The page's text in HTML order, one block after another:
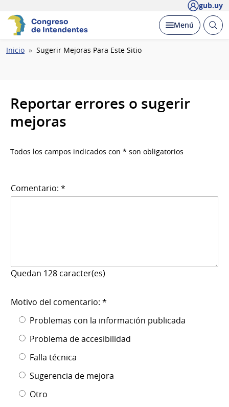
gub.uy
Congreso
de Intendentes
Desplegar
Menú Abrir
Ruta
Inicio Sugerir Mejoras Para Este Sitio
Reportar errores o sugerir
mejoras
Todos los campos indicados con * son obligatorios
Comentario: *
Quedan 128 caracter(es)
Motivo del comentario: *
Problemas con la información publicada
Problema de accesibilidad
Falla técnica
Sugerencia de mejora
Otro